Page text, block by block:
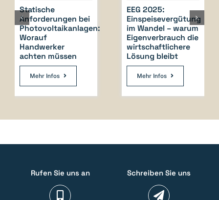
Statische
Anforderungen bei
Photovoltaikanlagen:
Worauf
Handwerker
achten müssen
Mehr Infos
EEG 2025:
Einspeisevergütung
im Wandel – warum
Eigenverbrauch die
wirtschaftlichere
Lösung bleibt
Mehr Infos
Rufen Sie uns an Schreiben Sie uns